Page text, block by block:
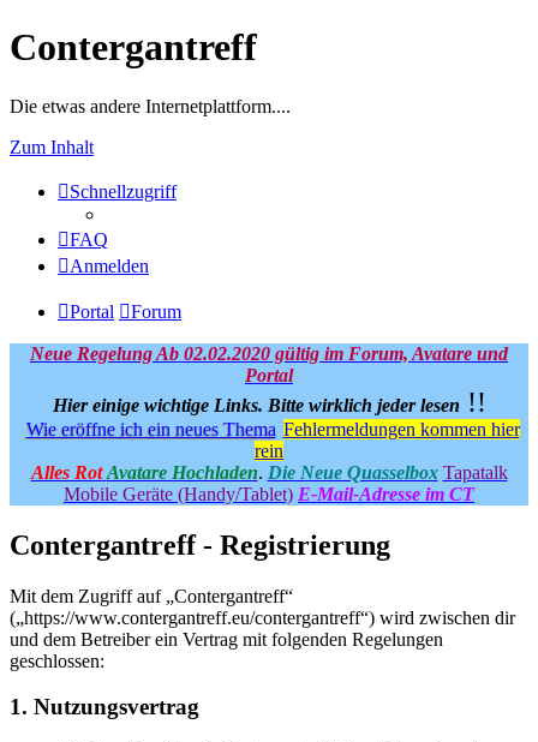
Contergantreff
Die etwas andere Internetplattform....
Zum Inhalt
Schnellzugriff
FAQ
Anmelden
Portal Forum
Neue Regelung Ab 02.02.2020 gültig im Forum, Avatare und
Portal
Hier einige wichtige Links. Bitte wirklich jeder lesen !!
Wie eröffne ich ein neues Thema Fehlermeldungen kommen hier
rein
Alles Rot Avatare Hochladen. Die Neue Quasselbox Tapatalk
Mobile Geräte (Handy/Tablet) E-Mail-Adresse im CT
Contergantreff - Registrierung
Mit dem Zugriff auf „Contergantreff“
(„https://www.contergantreff.eu/contergantreff“) wird zwischen dir
und dem Betreiber ein Vertrag mit folgenden Regelungen
geschlossen:
1. Nutzungsvertrag